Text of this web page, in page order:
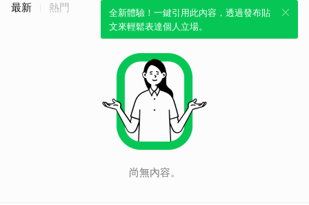
全新體驗！一鍵引用此內容，透過發布貼
文來輕鬆表達個人立場。
最新 熱門
尚無內容。